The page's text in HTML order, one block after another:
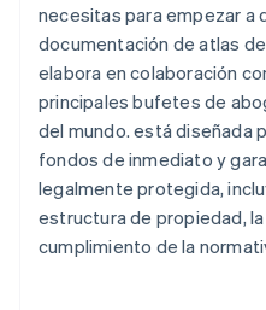
necesitas para empezar a
documentación de atlas
elabora en colaboración
principales bufetes de
del mundo. está diseñada
fondos de inmediato y
legalmente protegida,
estructura de propiedad,
cumplimiento de la